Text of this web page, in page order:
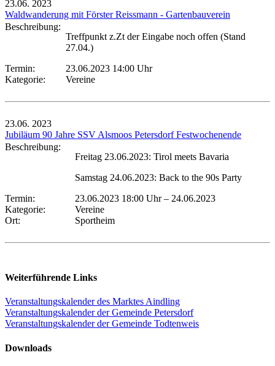
23.06. 2023
Waldwanderung mit Förster Reissmann - Gartenbauverein
Beschreibung:
Treffpunkt z.Zt der Eingabe noch offen (Stand
27.04.)
Termin:
23.06.2023 14:00 Uhr
Kategorie:
Vereine
23.06. 2023
Jubiläum 90 Jahre SSV Alsmoos Petersdorf Festwochenende
Beschreibung:
Freitag 23.06.2023: Tirol meets Bavaria
Samstag 24.06.2023: Back to the 90s Party
Termin:
23.06.2023 18:00 Uhr– 24.06.2023
Kategorie:
Vereine
Ort:
Sportheim
Weiterführende Links
Veranstaltungskalender des Marktes Aindling
Veranstaltungskalender der Gemeinde Petersdorf
Veranstaltungskalender der Gemeinde Todtenweis
Downloads